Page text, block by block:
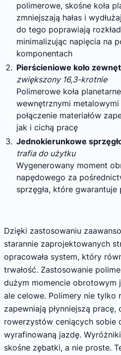
polimerowe, skośne koła
zmniejszają hałas i
do tego poprawiają
minimalizując napięcia na
komponentach
Pierścieniowe koło
zwiększony 16,3-krotnie
Polimerowe koła
wewnętrznymi metalowymi
połączenie materiałów
jak i cichą pracę
Jednokierunkowe
trafia do użytku
Wygenerowany moment
napędowego za
sprzęgła, które gwarantuje
Dzięki zastosowaniu
starannie zaprojektowanych
opracowała system, który
trwałość. Zastosowanie
dużym momencie obrotowym
ale celowe. Polimery nie tylko
zapewniają płynniejszą
rowerzystów ceniących sobie
wyrafinowaną jazdę.
skośne zębatki, a nie proste.